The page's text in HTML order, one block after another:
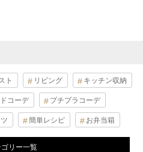
ト リビング キッチン収納
コーデ プチプラコーデ
簡単レシピ お弁当箱
ゴリー一覧